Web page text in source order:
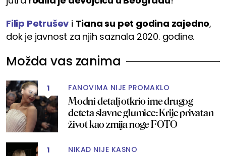
Filip Petrušev i Tiana su pet godina zajedno,
dok je javnost za njih saznala 2020. godine.
Možda vas zanima
1 FANOVIMA NIJE PROMAKLO
Modni detalj otkrio ime drugog
deteta slavne glumice: Krije privatan
život kao zmija noge FOTO
1 NIKAD NIJE KASNO